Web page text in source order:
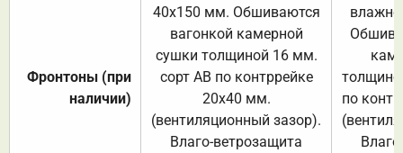
Фронтоны (при
наличии)
40х150 мм. Обшиваются
вагонкой камерной
сушки толщиной 16 мм.
сорт АВ по контррейке
20х40 мм.
(вентиляционный зазор).
Влаго-ветрозащита
по